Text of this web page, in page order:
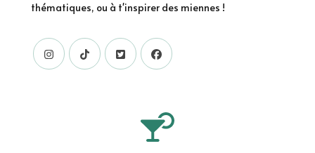
thématiques, ou à t'inspirer des miennes !